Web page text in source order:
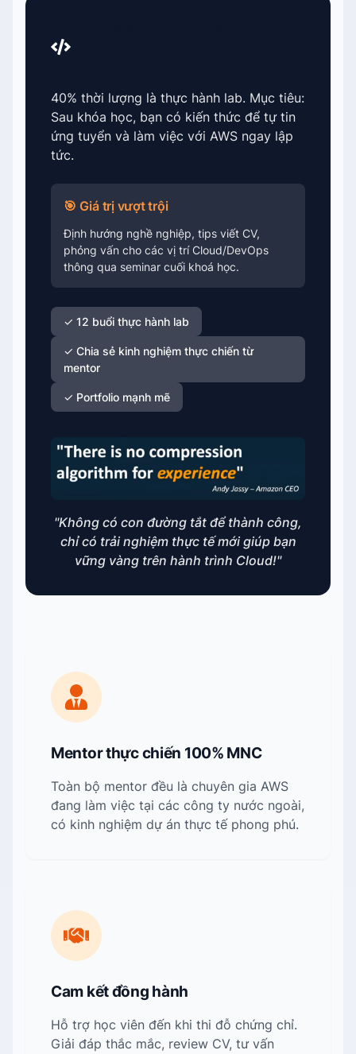
40% thời lượng là thực hành lab. Mục tiêu:
Sau khóa học, bạn có kiến thức để tự tin
ứng tuyển và làm việc với AWS ngay lập
tức.
🎯 Giá trị vượt trội
Định hướng nghề nghiệp, tips viết CV,
phỏng vấn cho các vị trí Cloud/DevOps
thông qua seminar cuối khoá học.
✓ 12 buổi thực hành lab
✓ Chia sẻ kinh nghiệm thực chiến từ
mentor
✓ Portfolio mạnh mẽ
"Không có con đường tắt để thành công,
chỉ có trải nghiệm thực tế mới giúp bạn
vững vàng trên hành trình Cloud!"
Mentor thực chiến 100% MNC
Toàn bộ mentor đều là chuyên gia AWS
đang làm việc tại các công ty nước ngoài,
có kinh nghiệm dự án thực tế phong phú.
Cam kết đồng hành
Hỗ trợ học viên đến khi thi đỗ chứng chỉ.
Giải đáp thắc mắc, review CV, tư vấn